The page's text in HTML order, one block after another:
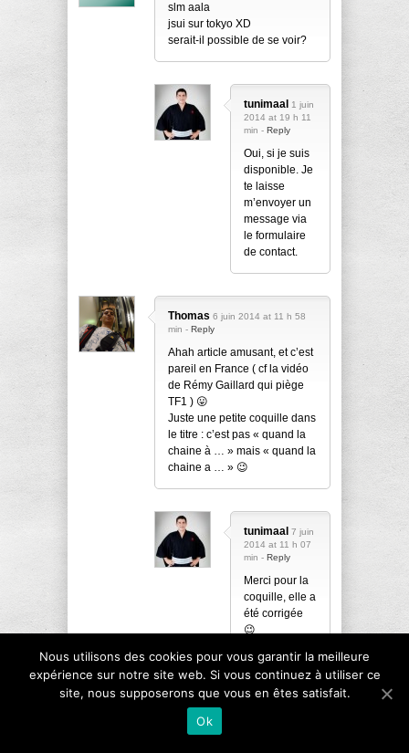
slm aala
jsui sur tokyo XD
serait-il possible de se voir?
tunimaal
1 juin
2014 at 19 h 11
min - Reply
Oui, si je suis
disponible. Je
te laisse
m’envoyer un
message via
le formulaire
de contact.
Thomas 6 juin 2014 at 11 h 58
min - Reply
Ahah article amusant, et c’est
pareil en France ( cf la vidéo
de Rémy Gaillard qui piège
TF1 ) 😛
Juste une petite coquille dans
le titre : c’est pas « quand la
chaine à … » mais « quand la
chaine a … » 😉
tunimaal 7 juin
2014 at 11 h 07
min - Reply
Merci pour la
coquille, elle a
été corrigée
😉
Flo- 30 juin 2014 at 11 h 09 min -
Reply
France 3 région nous avait
Nous utilisons des cookies pour vous garantir la meilleure
expérience sur notre site web. Si vous continuez à utiliser ce
site, nous supposerons que vous en êtes satisfait.
Ok